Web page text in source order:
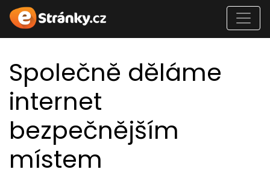
Společně děláme
internet
bezpečnějším
místem